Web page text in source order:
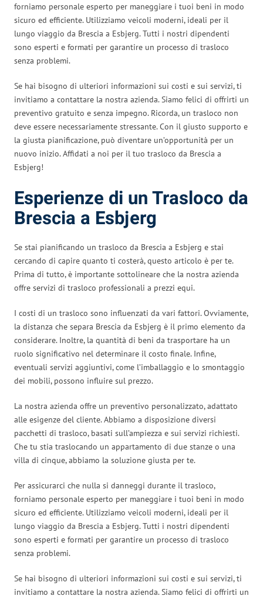
forniamo personale esperto per maneggiare i tuoi beni in modo
sicuro ed efficiente. Utilizziamo veicoli moderni, ideali per il
lungo viaggio da Brescia a Esbjerg. Tutti i nostri dipendenti
sono esperti e formati per garantire un processo di trasloco
senza problemi.
Se hai bisogno di ulteriori informazioni sui costi e sui servizi, ti
invitiamo a contattare la nostra azienda. Siamo felici di offrirti un
preventivo gratuito e senza impegno. Ricorda, un trasloco non
deve essere necessariamente stressante. Con il giusto supporto e
la giusta pianificazione, può diventare un’opportunità per un
nuovo inizio. Affidati a noi per il tuo trasloco da Brescia a
Esbjerg!
Esperienze di un Trasloco da
Brescia a Esbjerg
Se stai pianificando un trasloco da Brescia a Esbjerg e stai
cercando di capire quanto ti costerà, questo articolo è per te.
Prima di tutto, è importante sottolineare che la nostra azienda
offre servizi di trasloco professionali a prezzi equi.
I costi di un trasloco sono influenzati da vari fattori. Ovviamente,
la distanza che separa Brescia da Esbjerg è il primo elemento da
considerare. Inoltre, la quantità di beni da trasportare ha un
ruolo significativo nel determinare il costo finale. Infine,
eventuali servizi aggiuntivi, come l’imballaggio e lo smontaggio
dei mobili, possono influire sul prezzo.
La nostra azienda offre un preventivo personalizzato, adattato
alle esigenze del cliente. Abbiamo a disposizione diversi
pacchetti di trasloco, basati sull’ampiezza e sui servizi richiesti.
Che tu stia traslocando un appartamento di due stanze o una
villa di cinque, abbiamo la soluzione giusta per te.
Per assicurarci che nulla si danneggi durante il trasloco,
forniamo personale esperto per maneggiare i tuoi beni in modo
sicuro ed efficiente. Utilizziamo veicoli moderni, ideali per il
lungo viaggio da Brescia a Esbjerg. Tutti i nostri dipendenti
sono esperti e formati per garantire un processo di trasloco
senza problemi.
Se hai bisogno di ulteriori informazioni sui costi e sui servizi, ti
invitiamo a contattare la nostra azienda. Siamo felici di offrirti un